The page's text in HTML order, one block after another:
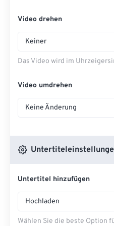
Video drehen
Keiner
Das Video wird im
Video umdrehen
Keine Änderung
Untertitel hinzufügen
Hochladen
Wählen Sie die beste Option